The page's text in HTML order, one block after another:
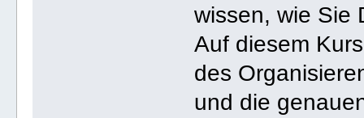
wissen, wie Sie
Auf diesem
des
und die